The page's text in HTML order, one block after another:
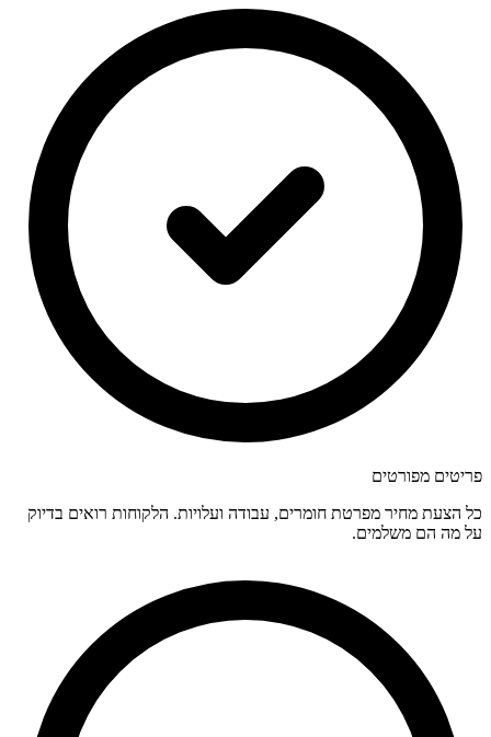
פריטים מפורטים
כל הצעת מחיר מפרטת חומרים, עבודה ועלויות. הלקוחות רואים בדיוק
על מה הם משלמים.